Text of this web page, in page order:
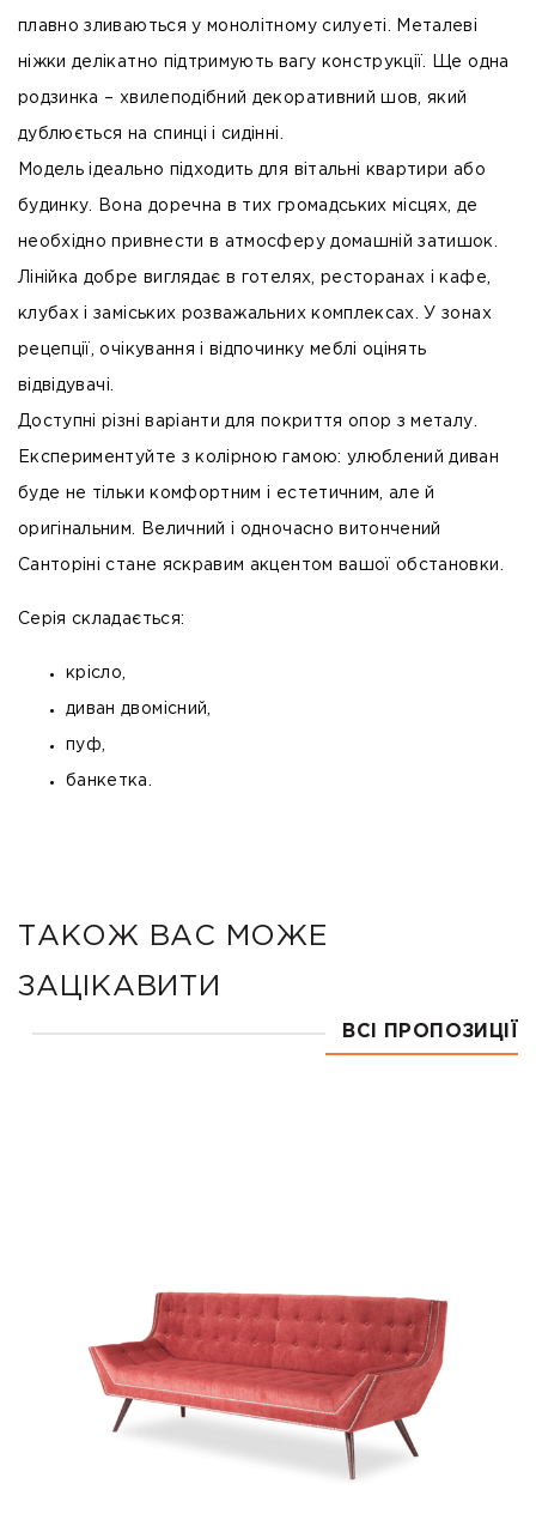
плавно зливаються у монолітному силуеті. Металеві
ніжки делікатно підтримують вагу конструкції. Ще одна
родзинка – хвилеподібний декоративний шов, який
дублюється на спинці і сидінні.
Модель ідеально підходить для вітальні квартири або
будинку. Вона доречна в тих громадських місцях, де
необхідно привнести в атмосферу домашній затишок.
Лінійка добре виглядає в готелях, ресторанах і кафе,
клубах і заміських розважальних комплексах. У зонах
рецепції, очікування і відпочинку меблі оцінять
відвідувачі.
Доступні різні варіанти для покриття опор з металу.
Експериментуйте з колірною гамою: улюблений диван
буде не тільки комфортним і естетичним, але й
оригінальним. Величний і одночасно витончений
Санторіні стане яскравим акцентом вашої обстановки.
Серія складається:
крісло,
диван двомісний,
пуф,
банкетка.
ТАКОЖ ВАС МОЖЕ
ЗАЦІКАВИТИ
ВСІ ПРОПОЗИЦІЇ